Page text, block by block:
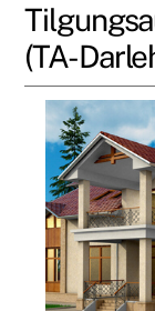
(TA-